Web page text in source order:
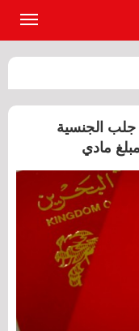
الجنسية
مادي